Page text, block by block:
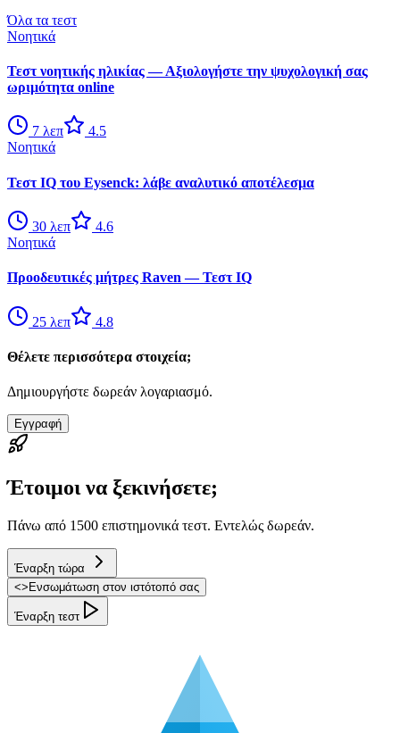
Όλα τα τεστ
Νοητικά
Τεστ νοητικής ηλικίας — Αξιολογήστε την ψυχολογική σας
ωριμότητα online
7 λεπ
4.5
Νοητικά
Τεστ IQ του Eysenck: λάβε αναλυτικό αποτέλεσμα
30 λεπ
4.6
Νοητικά
Προοδευτικές μήτρες Raven — Τεστ IQ
25 λεπ 4.8
Θέλετε περισσότερα στοιχεία;
Δημιουργήστε δωρεάν λογαριασμό.
Εγγραφή
Έτοιμοι να ξεκινήσετε;
Πάνω από 1500 επιστημονικά τεστ. Εντελώς δωρεάν.
Έναρξη τώρα
<> Ενσωμάτωση στον ιστότοπό σας
Έναρξη τεστ